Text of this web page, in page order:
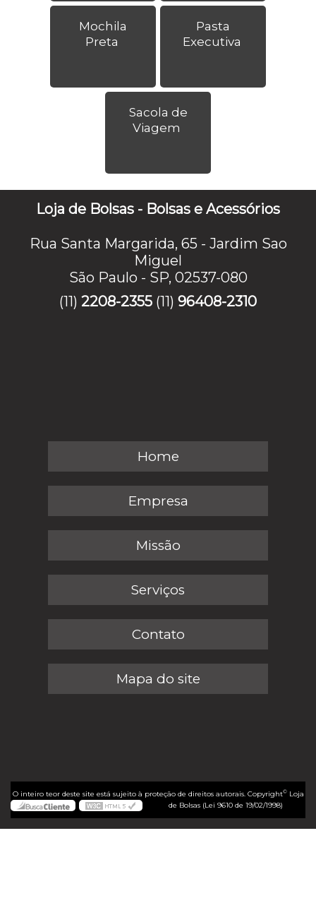
Mochila
Preta
Pasta
Executiva
Sacola de
Viagem
Loja de Bolsas - Bolsas e Acessórios
Rua Santa Margarida, 65 - Jardim Sao
Miguel
São Paulo - SP, 02537-080
(11) 2208-2355 (11) 96408-2310
Home
Empresa
Missão
Serviços
Contato
Mapa do site
O inteiro teor deste site está sujeito à proteção de direitos autorais. Copyright©Loja
de Bolsas (Lei 9610 de 19/02/1998)